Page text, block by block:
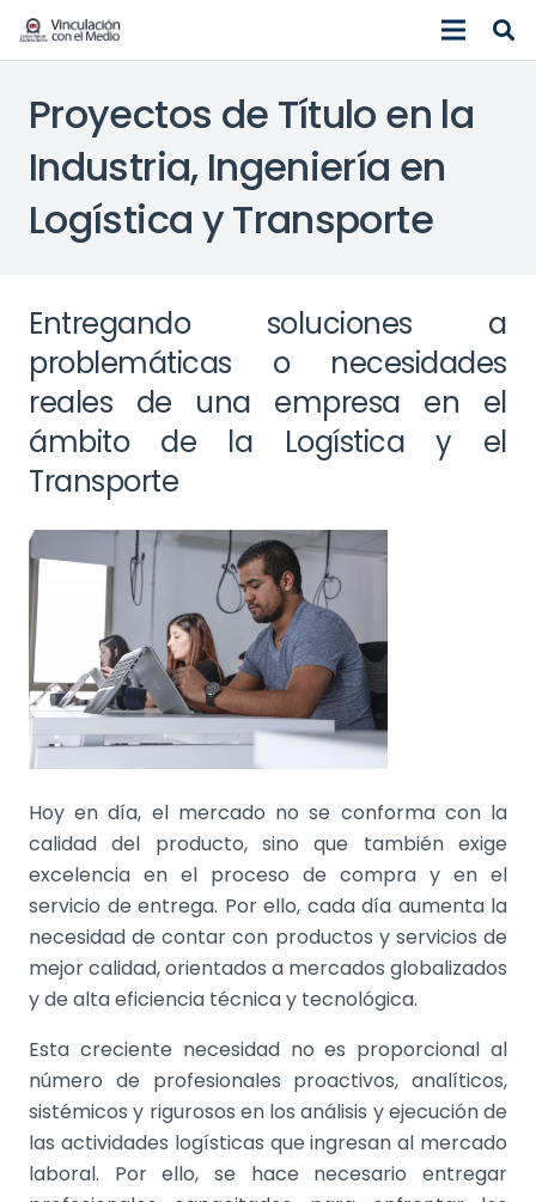
Proyectos de Título en la
Industria, Ingeniería en
Logística y Transporte
Entregando soluciones a
problemáticas o necesidades
reales de una empresa en el
ámbito de la Logística y el
Transporte
Hoy en día, el mercado no se conforma con la
calidad del producto, sino que también exige
excelencia en el proceso de compra y en el
servicio de entrega. Por ello, cada día aumenta la
necesidad de contar con productos y servicios de
mejor calidad, orientados a mercados globalizados
y de alta eficiencia técnica y tecnológica.
Esta creciente necesidad no es proporcional al
número de profesionales proactivos, analíticos,
sistémicos y rigurosos en los análisis y ejecución de
las actividades logísticas que ingresan al mercado
laboral. Por ello, se hace necesario entregar